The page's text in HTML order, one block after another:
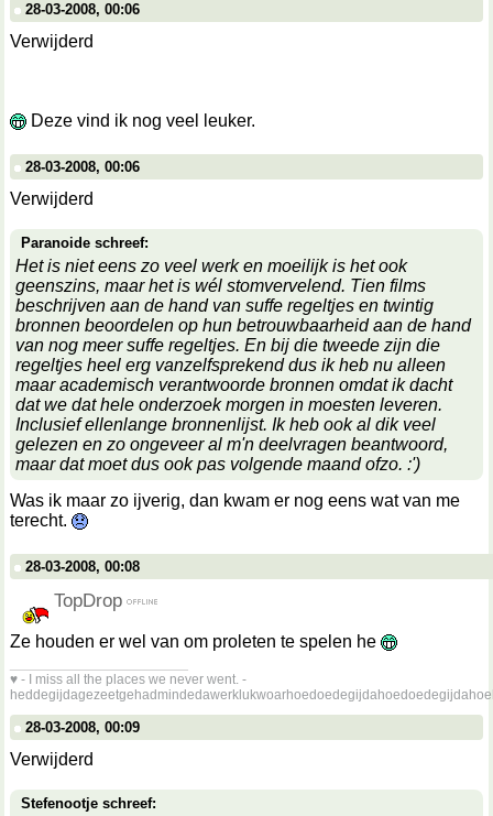
28-03-2008, 00:06
Verwijderd
Deze vind ik nog veel leuker.
28-03-2008, 00:06
Verwijderd
Paranoide schreef:
Het is niet eens zo veel werk en moeilijk is het ook
geenszins, maar het is wél stomvervelend. Tien films
beschrijven aan de hand van suffe regeltjes en twintig
bronnen beoordelen op hun betrouwbaarheid aan de hand
van nog meer suffe regeltjes. En bij die tweede zijn die
regeltjes heel erg vanzelfsprekend dus ik heb nu alleen
maar academisch verantwoorde bronnen omdat ik dacht
dat we dat hele onderzoek morgen in moesten leveren.
Inclusief ellenlange bronnenlijst. Ik heb ook al dik veel
gelezen en zo ongeveer al m'n deelvragen beantwoord,
maar dat moet dus ook pas volgende maand ofzo. :')
Was ik maar zo ijverig, dan kwam er nog eens wat van me
terecht.
28-03-2008, 00:08
TopDrop
Ze houden er wel van om proleten te spelen he
♥ - I miss all the places we never went. -
28-03-2008, 00:09
Verwijderd
Stefenootje schreef: